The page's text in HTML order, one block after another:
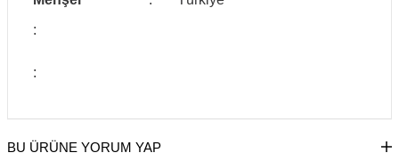
:
:
BU ÜRÜNE YORUM YAP